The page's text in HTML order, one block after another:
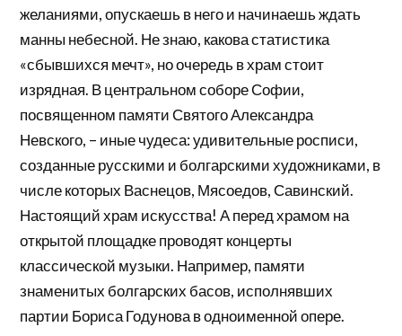
желаниями, опускаешь в него и начинаешь ждать
манны небесной. Не знаю, какова статистика
«сбывшихся мечт», но очередь в храм стоит
изрядная. В центральном соборе Софии,
посвященном памяти Святого Александра
Невского, – иные чудеса: удивительные росписи,
созданные русскими и болгарскими художниками, в
числе которых Васнецов, Мясоедов, Савинский.
Настоящий храм искусства! А перед храмом на
открытой площадке проводят концерты
классической музыки. Например, памяти
знаменитых болгарских басов, исполнявших
партии Бориса Годунова в одноименной опере.